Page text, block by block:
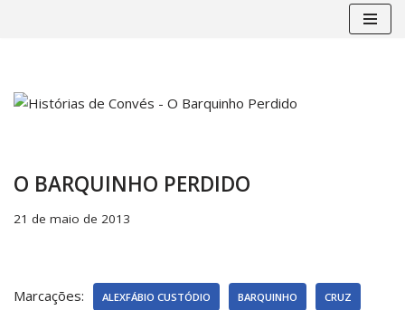
o
conteúdo
O BARQUINHO PERDIDO
21 de maio de 2013
Marcações: ALEXFÁBIO CUSTÓDIO BARQUINHO CRUZ